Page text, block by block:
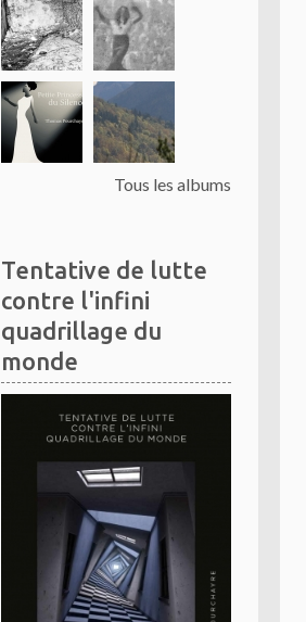
Tous les albums
Tentative de lutte
contre l'infini
quadrillage du
monde